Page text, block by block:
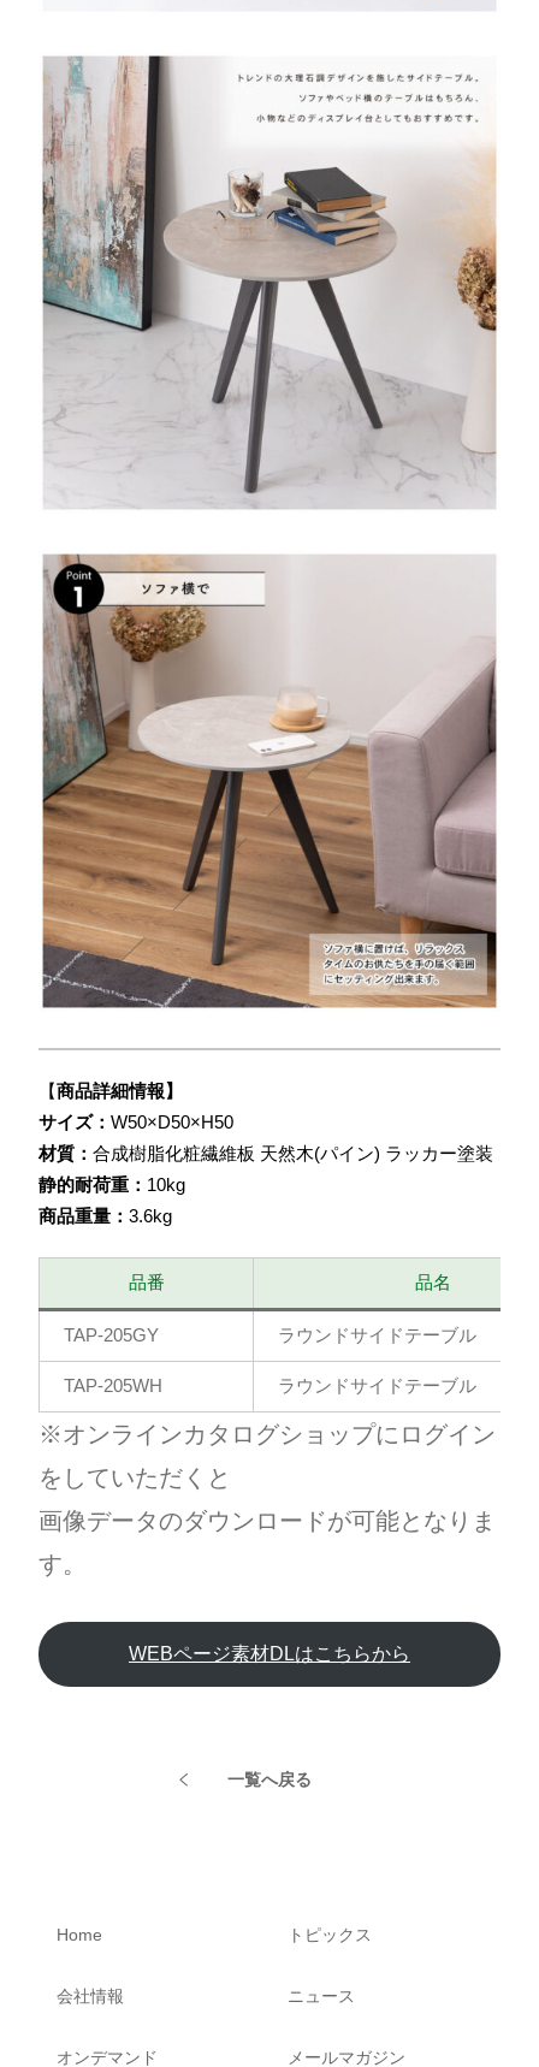
【商品詳細情報】
サイズ： W50×D50×H50
材質： 合成樹脂化粧繊維板 天然木(パイン) ラッカー塗装
静的耐荷重： 10kg
商品重量： 3.6kg
品番 品名
TAP-205GY ラウンドサイドテーブル
TAP-205WH ラウンドサイドテーブル
※オンラインカタログショップにログイン
をしていただくと
画像データのダウンロードが可能となりま
す。
WEBページ素材DLはこちらから
一覧へ戻る
Home
会社情報
オンデマンド
トピックス
ニュース
メールマガジン